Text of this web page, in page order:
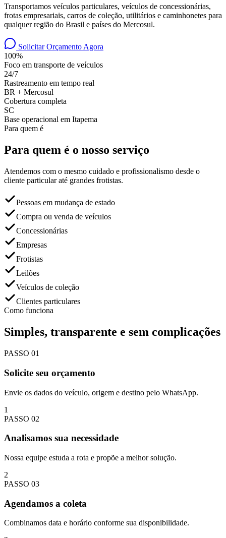
Transportamos veículos particulares, veículos de concessionárias,
frotas empresariais, carros de coleção, utilitários e caminhonetes para
qualquer região do Brasil e países do Mercosul.
Solicitar Orçamento Agora
100%
Foco em transporte de veículos
24/7
Rastreamento em tempo real
BR + Mercosul
Cobertura completa
SC
Base operacional em Itapema
Para quem é
Para quem é o nosso serviço
Atendemos com o mesmo cuidado e profissionalismo desde o
cliente particular até grandes frotistas.
Pessoas em mudança de estado
Compra ou venda de veículos
Concessionárias
Empresas
Frotistas
Leilões
Veículos de coleção
Clientes particulares
Como funciona
Simples, transparente e sem complicações
PASSO 01
Solicite seu orçamento
Envie os dados do veículo, origem e destino pelo WhatsApp.
1
PASSO 02
Analisamos sua necessidade
Nossa equipe estuda a rota e propõe a melhor solução.
2
PASSO 03
Agendamos a coleta
Combinamos data e horário conforme sua disponibilidade.